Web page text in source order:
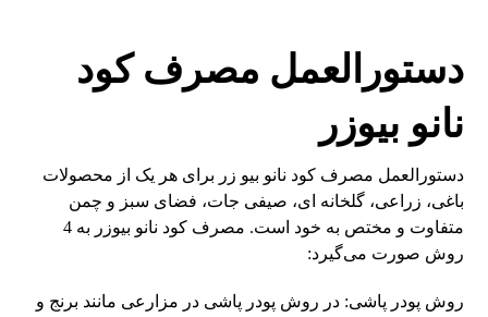
دستورالعمل مصرف کود
نانو بیوزر
دستورالعمل مصرف کود نانو بیو زر برای هر یک از محصولات
باغی، زراعی، گلخانه ای، صیفی جات، فضای سبز و چمن
متفاوت و مختص به خود است. مصرف کود نانو بیوزر به 4
روش صورت می‌گیرد:
روش پودر پاشی: در روش پودر پاشی در مزارعی مانند برنج و